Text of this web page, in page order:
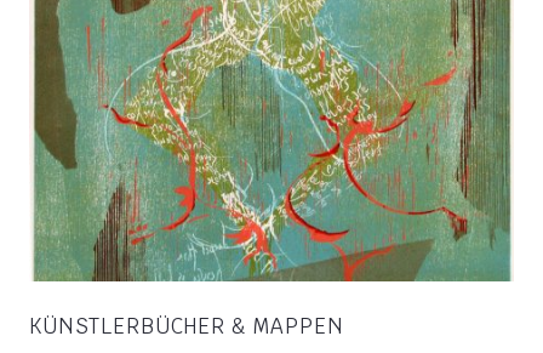
KÜNSTLERBÜCHER & MAPPEN